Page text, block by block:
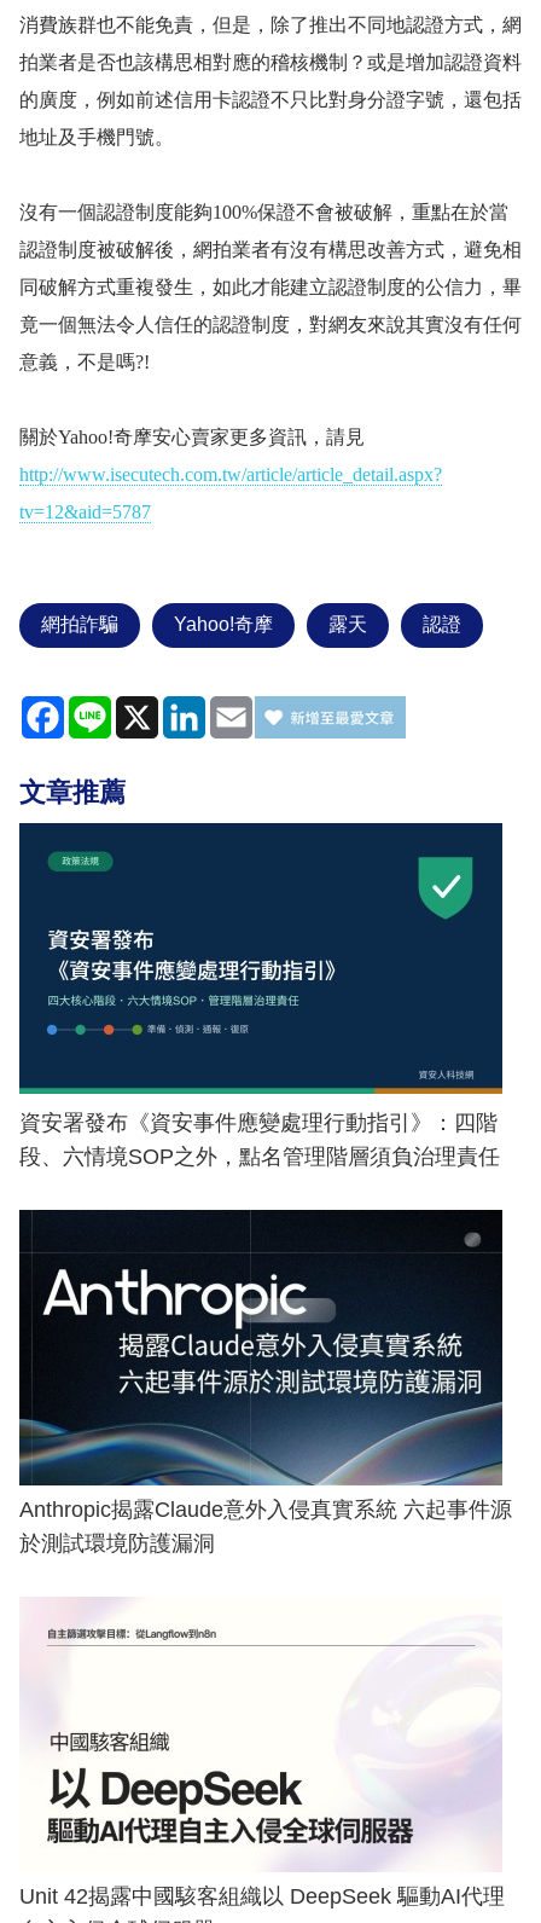
消費族群也不能免責，但是，除了推出不同地認證方式，網
拍業者是否也該構思相對應的稽核機制？或是增加認證資料
的廣度，例如前述信用卡認證不只比對身分證字號，還包括
地址及手機門號。
沒有一個認證制度能夠100%保證不會被破解，重點在於當
認證制度被破解後，網拍業者有沒有構思改善方式，避免相
同破解方式重複發生，如此才能建立認證制度的公信力，畢
竟一個無法令人信任的認證制度，對網友來說其實沒有任何
意義，不是嗎?!
關於Yahoo!奇摩安心賣家更多資訊，請見
http://www.isecutech.com.tw/article/article_detail.aspx?
tv=12&aid=5787
網拍詐騙 Yahoo!奇摩 露天 認證
Facebook
Line X LinkedIn
Email
文章推薦
資安署發布《資安事件應變處理行動指引》：四階
段、六情境SOP之外，點名管理階層須負治理責任
Anthropic揭露Claude意外入侵真實系統 六起事件源
於測試環境防護漏洞
Unit 42揭露中國駭客組織以 DeepSeek 驅動AI代理